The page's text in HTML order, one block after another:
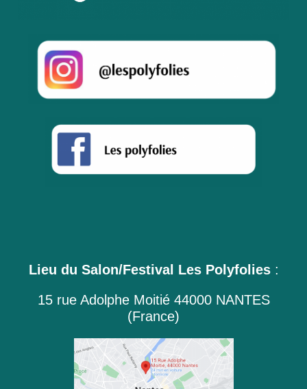
Lieu du Salon/Festival Les Polyfolies:
15 rue Adolphe Moitié 44000 NANTES
(France)